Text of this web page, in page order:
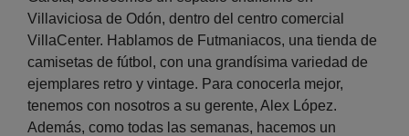
Villaviciosa de Odón, dentro del centro comercial
VillaCenter. Hablamos de Futmaniacos, una tienda de
camisetas de fútbol, con una grandísima variedad de
ejemplares retro y vintage. Para conocerla mejor,
tenemos con nosotros a su gerente, Alex López.
Además, como todas las semanas, hacemos un